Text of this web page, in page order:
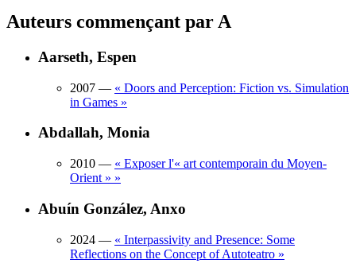
Auteurs commençant par A
Aarseth, Espen
2007 — « Doors and Perception: Fiction vs. Simulation
in Games »
Abdallah, Monia
2010 — « Exposer l'« art contemporain du Moyen-
Orient » »
Abuín González, Anxo
2024 — « Interpassivity and Presence: Some
Reflections on the Concept of Autoteatro »